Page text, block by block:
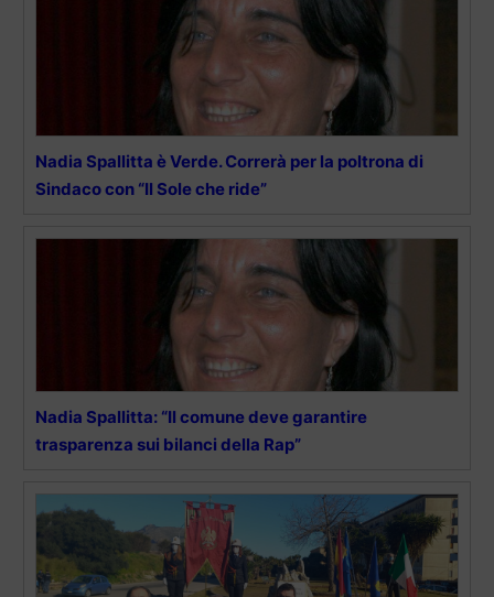
Nadia Spallitta è Verde. Correrà per la poltrona di
Sindaco con “Il Sole che ride”
Nadia Spallitta: “Il comune deve garantire
trasparenza sui bilanci della Rap”